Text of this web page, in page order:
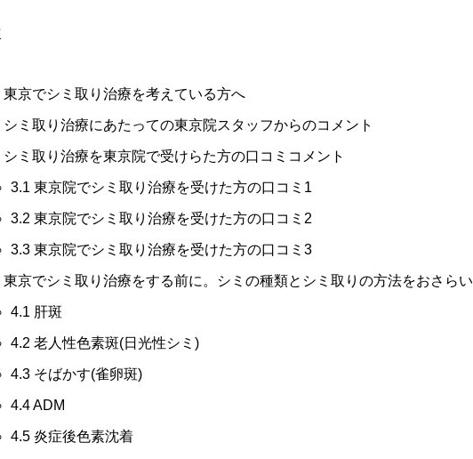
東京でシミ取り治療を考えている方へ
シミ取り治療にあたっての東京院スタッフからのコメント
シミ取り治療を東京院で受けらた方の口コミコメント
3.1 東京院でシミ取り治療を受けた方の口コミ1
3.2 東京院でシミ取り治療を受けた方の口コミ2
3.3東京院でシミ取り治療を受けた方の口コミ3
東京でシミ取り治療をする前に。シミの種類とシミ取りの方法をおさらい
4.1 肝斑
4.2 老人性色素斑(日光性シミ)
4.3そばかす(雀卵斑)
4.4ADM
4.5炎症後色素沈着